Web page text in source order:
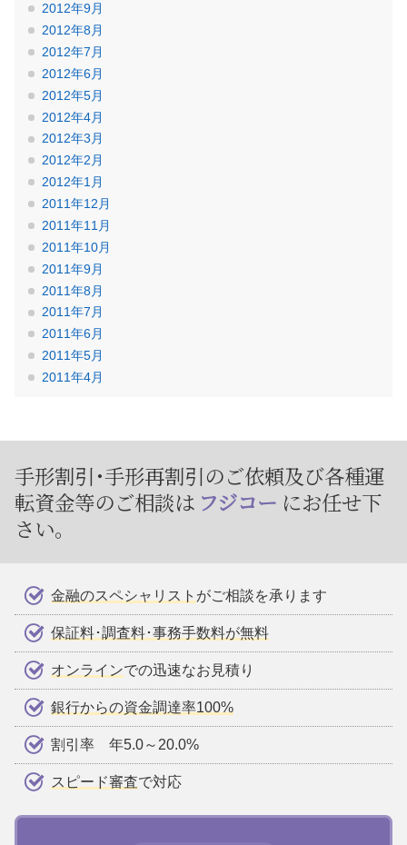
2012年9月
2012年8月
2012年7月
2012年6月
2012年5月
2012年4月
2012年3月
2012年2月
2012年1月
2011年12月
2011年11月
2011年10月
2011年9月
2011年8月
2011年7月
2011年6月
2011年5月
2011年4月
手形割引･手形再割引のご依頼及び各種運
転資金等のご相談は フジコー にお任せ下
さい。
金融のスペシャリスト がご相談を承ります
保証料･調査料･事務手数料が無料
オンラインでの迅速なお見積り
銀行からの資金調達率100%
割引率 年5.0～20.0%
スピード審査で対応